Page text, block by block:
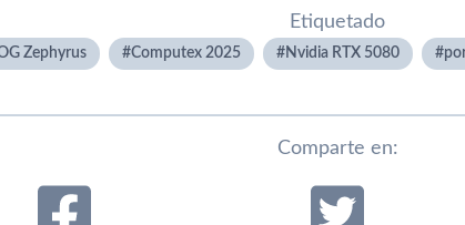
Etiquetado
Zephyrus Computex 2025 Nvidia RTX 5080
Comparte en: